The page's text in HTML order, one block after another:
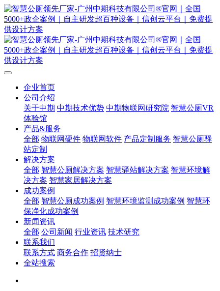
企业首页
公司介绍
关于中期 中期技术优势 中期物联网研究院 智慧公厕VR
体验馆
产品&服务
全部 物联网硬件 物联网软件 产品定制服务 智慧公厕驿
站定制
解决方案
全部 智慧公厕解决方案 智慧驿站解决方案 智慧环境解
决方案 智慧家居解决方案
成功案例
全部 智慧公厕成功案例 智慧环境监测成功案例 智慧环
保净化成功案例
新闻资讯
全部 公司新闻 行业资讯 技术研究
联系我们
联系方式 商务合作 招贤纳士
全站搜索